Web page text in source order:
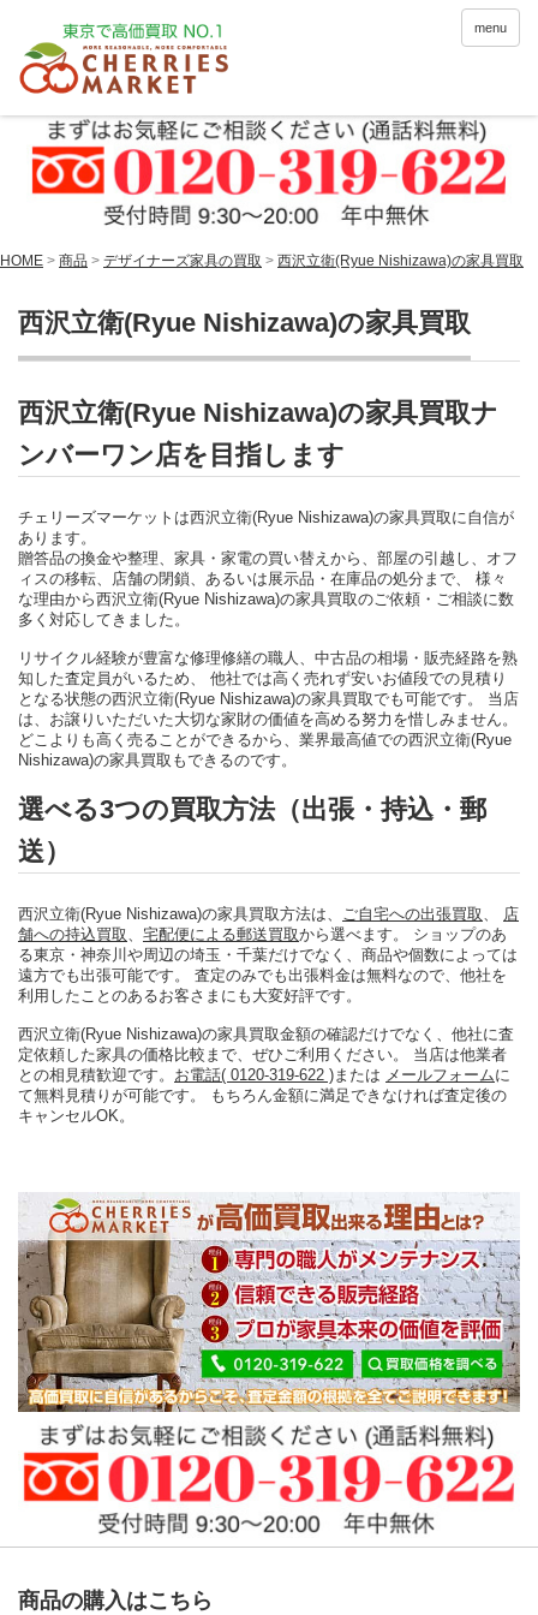
menu
HOME > 商品 > デザイナーズ家具の買取 > 西沢立衛(Ryue Nishizawa)の家具買取
西沢立衛(Ryue Nishizawa)の家具買取
西沢立衛(Ryue Nishizawa)の家具買取ナ
ンバーワン店を目指します
チェリーズマーケットは西沢立衛(Ryue Nishizawa)の家具買取に自信が
あります。
贈答品の換金や整理、家具・家電の買い替えから、部屋の引越し、オフ
ィスの移転、店舗の閉鎖、あるいは展示品・在庫品の処分まで、 様々
な理由から西沢立衛(Ryue Nishizawa)の家具買取のご依頼・ご相談に数
多く対応してきました。
リサイクル経験が豊富な修理修繕の職人、中古品の相場・販売経路を熟
知した査定員がいるため、 他社では高く売れず安いお値段での見積り
となる状態の西沢立衛(Ryue Nishizawa)の家具買取でも可能です。 当店
は、お譲りいただいた大切な家財の価値を高める努力を惜しみません。
どこよりも高く売ることができるから、業界最高値での西沢立衛(Ryue
Nishizawa)の家具買取もできるのです。
選べる3つの買取方法（出張・持込・郵
送）
西沢立衛(Ryue Nishizawa)の家具買取方法は、 ご自宅への出張買取
店
舗への持込買取
宅配便による郵送買取から選べます。 ショップのあ
る東京・神奈川や周辺の埼玉・千葉だけでなく、商品や個数によっては
遠方でも出張可能です。 査定のみでも出張料金は無料なので、他社を
利用したことのあるお客さまにも大変好評です。
西沢立衛(Ryue Nishizawa)の家具買取金額の確認だけでなく、他社に査
定依頼した家具の価格比較まで、ぜひご利用ください。 当店は他業者
との相見積歓迎です。 お電話( 0120-319-622 ) または メールフォームに
て無料見積りが可能です。 もちろん金額に満足できなければ査定後の
キャンセルOK。
商品の購入はこちら